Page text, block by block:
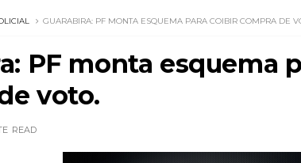
GUARABIRA: PF MONTA ESQUEMA PARA COIBIR COMPRA DE
PF monta esquema
voto.
READ